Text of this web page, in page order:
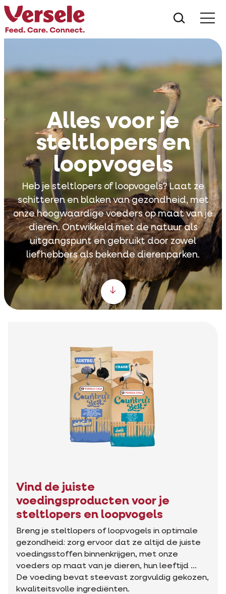
Alles voor je
steltlopers en
loopvogels
Heb je steltlopers of loopvogels? Laat ze
schitteren en blaken van gezondheid, met
onze hoogwaardige voeders op maat van je
dieren. Ontwikkeld met de natuur als
uitgangspunt en gebruikt door zowel
liefhebbers als bekende dierenparken.
Scroll down
Vind de juiste
voedingsproducten voor je
steltlopers en loopvogels
Breng je steltlopers of loopvogels in optimale
gezondheid: zorg ervoor dat ze altijd de juiste
voedingsstoffen binnenkrijgen, met onze
voeders op maat van je dieren, hun leeftijd ...
De voeding bevat steevast zorgvuldig gekozen,
kwaliteitsvolle ingrediënten.